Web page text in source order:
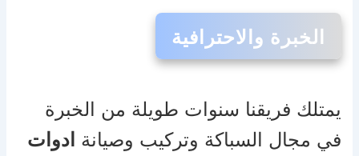
الخبرة والاحترافية
يمتلك فريقنا سنوات طويلة من الخبرة
في مجال السباكة وتركيب وصيانة ادوات